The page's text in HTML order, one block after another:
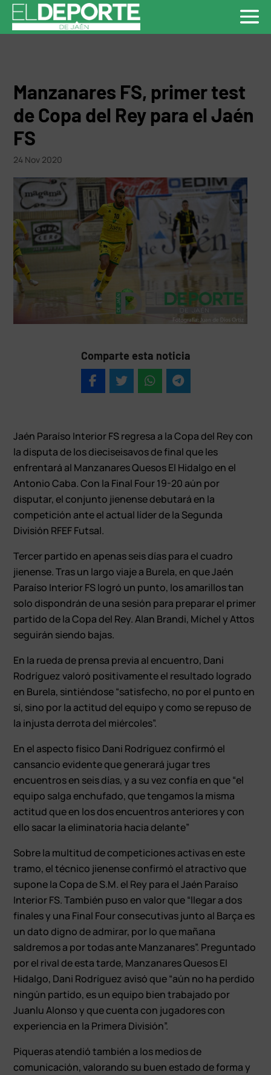
Manzanares FS, primer test
de Copa del Rey para el Jaén
FS
24 Nov 2020
Comparte esta noticia
Jaén Paraíso Interior FS regresa a la Copa del Rey con
la disputa de los dieciseisavos de final que les
enfrentará al Manzanares Quesos El Hidalgo en el
Antonio Caba. Con la Final Four 19-20 aún por
disputar, el conjunto jienense debutará en la
competición ante el actual líder de la Segunda
División RFEF Futsal.
Tercer partido en apenas seis días para el cuadro
jienense. Tras un largo viaje a Burela, en que Jaén
Paraíso Interior FS logró un punto, los amarillos tan
solo dispondrán de una sesión para preparar el primer
partido de la Copa del Rey. Alan Brandi, Míchel y Attos
seguirán siendo bajas.
En la rueda de prensa previa al encuentro, Dani
Rodríguez valoró positivamente el resultado logrado
en Burela, sintiéndose “satisfecho, no por el punto en
sí, sino por la actitud del equipo y como se repuso de
la injusta derrota del miércoles”.
En el aspecto físico Dani Rodríguez confirmó el
cansancio evidente que generará jugar tres
encuentros en seis días, y a su vez confía en que “el
equipo salga enchufado, que tengamos la misma
actitud que en los dos encuentros anteriores y con
ello sacar la eliminatoria hacia delante”
Sobre la multitud de competiciones activas en este
tramo, el técnico jienense confirmó el atractivo que
supone la Copa de S.M. el Rey para el Jaén Paraíso
Interior FS. También puso en valor que “llegar a dos
finales y una Final Four consecutivas junto al Barça es
un dato digno de admirar, por lo que mañana
saldremos a por todas ante Manzanares”. Preguntado
por el rival de esta tarde, Manzanares Quesos El
Hidalgo, Dani Rodríguez avisó que “aún no ha perdido
ningún partido, es un equipo bien trabajado por
Juanlu Alonso y que cuenta con jugadores con
experiencia en la Primera División”.
Piqueras atendió también a los medios de
comunicación, valorando su buen estado de forma y